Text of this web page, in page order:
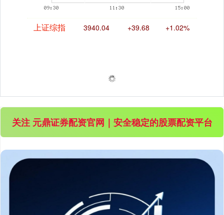
深证成指 14311.01 +200.89 +1.42%
关注 元鼎证券配资官网｜安全稳定的股票配资平台